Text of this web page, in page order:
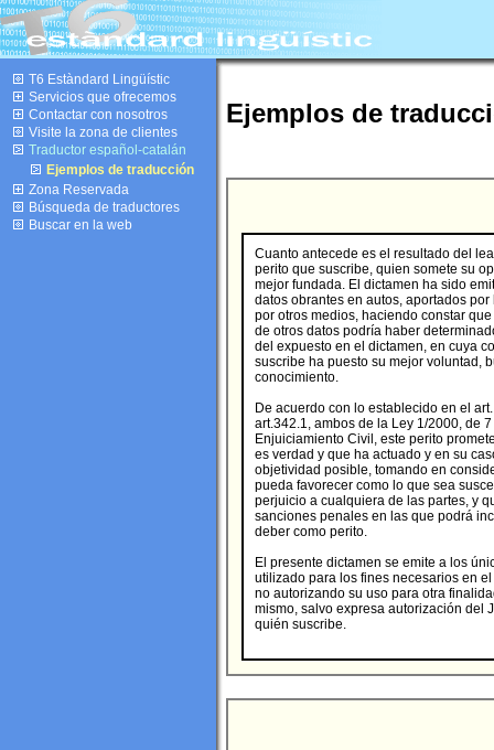
T6 Estàndard Lingüístic
Servicios que ofrecemos
Contactar con nosotros
Visite la zona de clientes
Traductor español-catalán
Ejemplos de traducción
Zona Reservada
Búsqueda de traductores
Buscar en la web
Ejemplos de
Cuanto antecede es el resultado del
perito que suscribe, quien somete su
mejor fundada. El dictamen ha sido
datos obrantes en autos, aportados
por otros medios, haciendo constar
de otros datos podría haber
del expuesto en el dictamen, en cuya
suscribe ha puesto su mejor voluntad,
conocimiento.
De acuerdo con lo establecido en el
art.342.1, ambos de la Ley 1/2000, de
Enjuiciamiento Civil, este perito
es verdad y que ha actuado y en su
objetividad posible, tomando en
pueda favorecer como lo que sea
perjuicio a cualquiera de las partes, y
sanciones penales en las que podrá
deber como perito.
El presente dictamen se emite a los
utilizado para los fines necesarios en
no autorizando su uso para otra
mismo, salvo expresa autorización del
quién suscribe.